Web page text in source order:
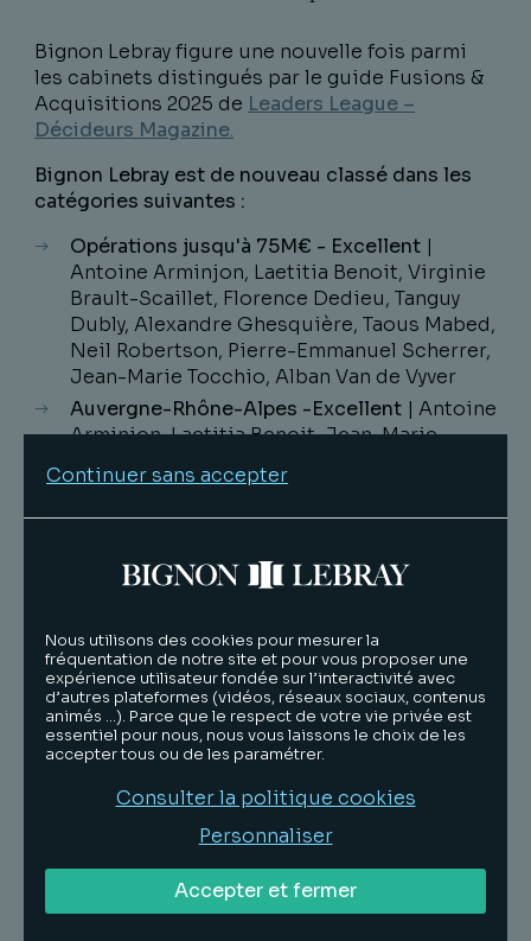
Bignon Lebray figure une nouvelle fois parmi
les cabinets distingués par le guide Fusions &
Acquisitions 2025 de Leaders League –
Décideurs Magazine.
Bignon Lebray est de nouveau classé dans les
catégories suivantes :
Opérations jusqu'à 75M€ - Excellent |
Antoine Arminjon, Laetitia Benoit, Virginie
Brault-Scaillet, Florence Dedieu, Tanguy
Dubly, Alexandre Ghesquière, Taous Mabed,
Neil Robertson, Pierre-Emmanuel Scherrer,
Jean-Marie Tocchio, Alban Van de Vyver
Auvergne-Rhône-Alpes -Excellent | Antoine
Arminjon, Laetitia Benoit, Jean-Marie
Distressed M&A - Forte notoriété
Larivière, Serge Rastorgoueff
Merci à nos clients pour leur confiance et
Laetitia Benoit,Virginie Brault-Scaille
Florence Dedieu,Tanguy Dubly,Alexandre
Ghesquière,Philippe Larivière,Taous Mabed
Serge Rastorgoueff,Neil Robertson, Pierre-
Emmanuel Scherrer,Jean-Marie Tocchio,Alban
Van de Vyver pour ces résultats.
Découvrir le classement
Continuer sans accepter
Nous utilisons des cookies pour mesurer la
fréquentation de notre site et pour vous proposer une
expérience utilisateur fondée sur l’interactivité avec
d’autres plateformes (vidéos, réseaux sociaux, contenus
animés …). Parce que le respect de votre vie privée est
essentiel pour nous, nous vous laissons le choix de les
accepter tous ou de les paramétrer.
Consulter la politique cookies
Personnaliser
Accepter et fermer